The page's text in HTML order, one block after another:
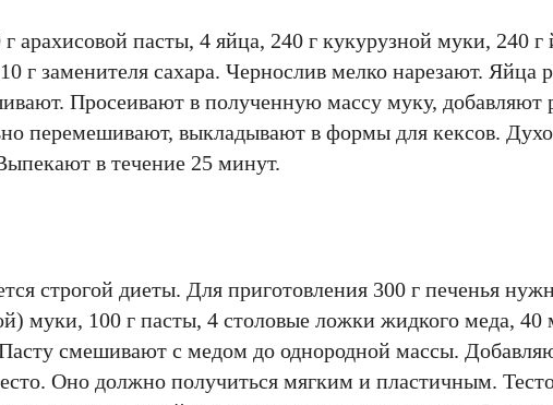
арахисовой пасты, 4 яйца, 240 г кукурузной муки, 240 г
г заменителя сахара. Чернослив мелко нарезают. Яйца
Просеивают в полученную массу муку, добавляют
перемешивают, выкладывают в формы для кексов.
в течение 25 минут.
строгой диеты. Для приготовления 300 г печенья
муки, 100 г пасты, 4 столовые ложки жидкого меда, 40
смешивают с медом до однородной массы.
Оно должно получиться мягким и пластичным.